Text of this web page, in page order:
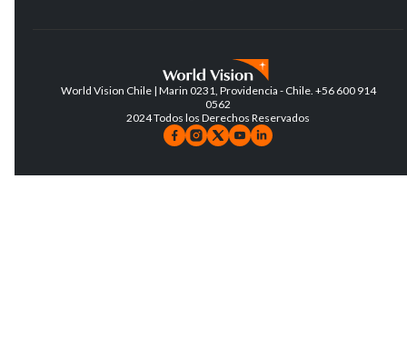
World Vision Chile | Marin 0231, Providencia - Chile. +56 600 914
0562
2024 Todos los Derechos Reservados